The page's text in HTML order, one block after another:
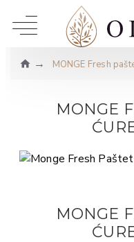
MONGE Fresh
MONGE
MONGE